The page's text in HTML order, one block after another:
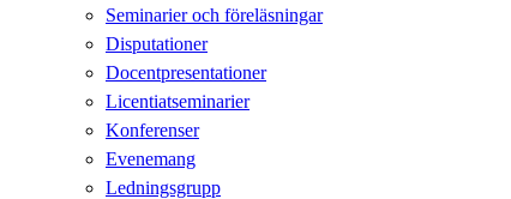
Seminarier och föreläsningar
Disputationer
Docentpresentationer
Licentiatseminarier
Konferenser
Evenemang
Ledningsgrupp